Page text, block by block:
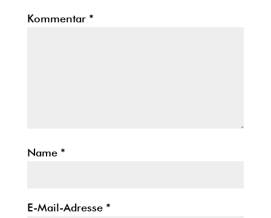
Kommentar *
Name *
E-Mail-Adresse *